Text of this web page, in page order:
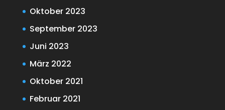
Oktober 2023
September 2023
Juni 2023
März 2022
Oktober 2021
Februar 2021